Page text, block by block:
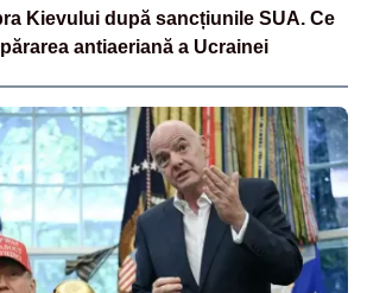
Kievului după sancțiunile SUA. Ce
antiaeriană a Ucrainei